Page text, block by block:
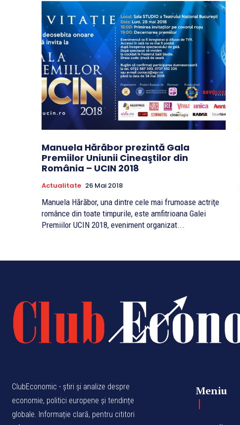
Manuela Hărăbor prezintă Gala
Premiilor Uniunii Cineaştilor din
România – UCIN 2018
Actualitate 26 Mai 2018
Manuela Hărăbor, una dintre cele mai frumoase actriţe
românce din toate timpurile, este amfitrioana Galei
Premiilor UCIN 2018, eveniment organizat...
ClubEconomic - știri și analize despre
economie, politici europene și tendințe
globale. Informație clară, pentru cititori
Meniu